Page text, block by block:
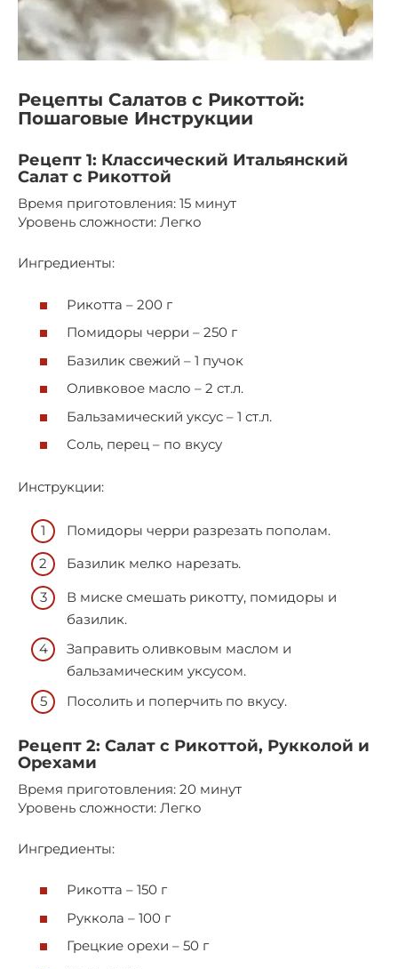
Рецепты Салатов с Рикоттой:
Пошаговые Инструкции
Рецепт 1: Классический Итальянский
Салат с Рикоттой
Время приготовления: 15 минут
Уровень сложности: Легко
Ингредиенты:
Рикотта – 200 г
Помидоры черри – 250 г
Базилик свежий – 1 пучок
Оливковое масло – 2 ст.л.
Бальзамический уксус – 1 ст.л.
Соль, перец – по вкусу
Инструкции:
Помидоры черри разрезать пополам.
Базилик мелко нарезать.
В миске смешать рикотту, помидоры и
базилик.
Заправить оливковым маслом и
бальзамическим уксусом.
Посолить и поперчить по вкусу.
Рецепт 2: Салат с Рикоттой, Рукколой и
Орехами
Время приготовления: 20 минут
Уровень сложности: Легко
Ингредиенты:
Рикотта – 150 г
Руккола – 100 г
Грецкие орехи – 50 г